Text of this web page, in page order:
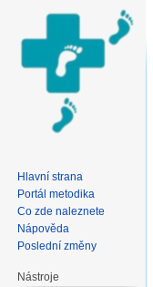
Hlavní strana
Portál metodika
Co zde naleznete
Nápověda
Poslední změny
Nástroje